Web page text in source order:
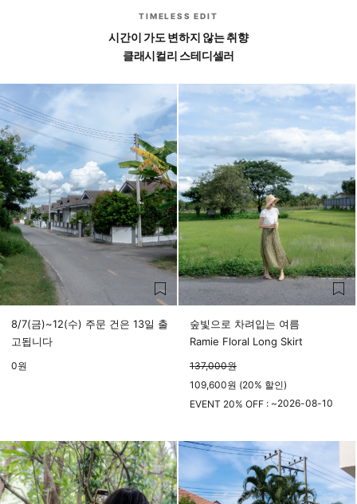
TIMELESS EDIT
시간이 가도 변하지 않는 취향
클래시컬리 스테디셀러
8/7(금)~12(수) 주문 건은 13일 출
고됩니다
0원
숲빛으로 차려입는 여름
Ramie Floral Long Skirt
137,000원
109,600원 (20% 할인)
EVENT 20% OFF : ~2026-08-10